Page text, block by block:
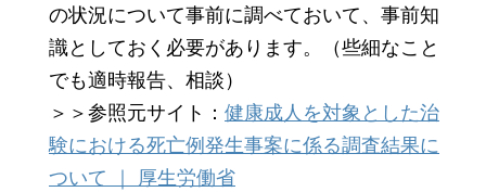
の状況について事前に調べておいて、事前知
識としておく必要があります。（些細なこと
でも適時報告、相談）
＞＞参照元サイト： 健康成人を対象とした治
験における死亡例発生事案に係る調査結果に
ついて ｜ 厚生労働省